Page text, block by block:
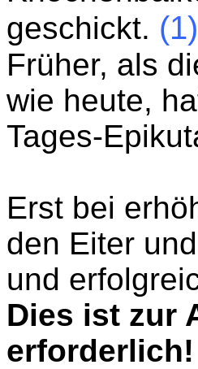
geschickt. (1)
Früher, als
wie heute,
Tages-
Erst bei
den Eiter
und
Dies ist zur
erforderlich!